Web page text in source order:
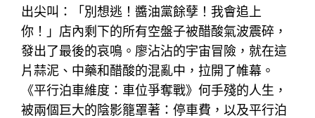
出尖叫：「別想逃！醬油黨餘孽！我會追上
你！」店內剩下的所有空盤子被醋酸氣波震碎，
發出了最後的哀鳴。廖沾沾的宇宙冒險，就在這
片蒜泥、中藥和醋酸的混亂中，拉開了帷幕。
《平行泊車維度：車位爭奪戰》何手殘的人生，
被兩個巨大的陰影籠罩著：停車費，以及平行泊